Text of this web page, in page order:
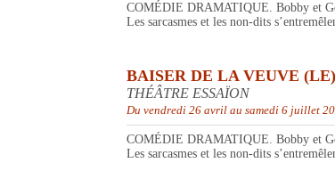
COMÉDIE DRAMATIQUE. Bobby et
Les sarcasmes et les non-dits
BAISER DE LA VEUVE (LE)
THÉÂTRE ESSAÏON
Du vendredi 26 avril au samedi 6 juillet
COMÉDIE DRAMATIQUE. Bobby et
Les sarcasmes et les non-dits